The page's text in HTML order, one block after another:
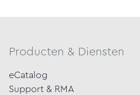
Producten & Diensten
eCatalog
Support & RMA